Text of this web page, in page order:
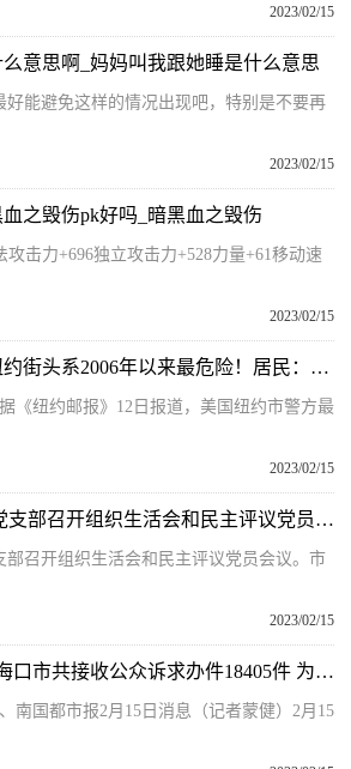
2023/02/15
意思啊_妈妈叫我跟她睡是什么意思
好能避免这样的情况出现吧，特别是不要再
2023/02/15
血之毁伤pk好吗_暗黑血之毁伤
攻击力+696独立攻击力+528力量+61移动速
2023/02/15
环球快播：如今的纽约街头系2006年以来最危险！居民：治安没有最差只有更差
《纽约邮报》12日报道，美国纽约市警方最
2023/02/15
全球热议:市人大办党支部召开组织生活会和民主评议党员会议
部召开组织生活会和民主评议党员会议。市
2023/02/15
【快播报】今年1月海口市共接收公众诉求办件18405件 为消费者挽回经济损失2.3万元
南国都市报2月15日消息（记者蒙健）2月15